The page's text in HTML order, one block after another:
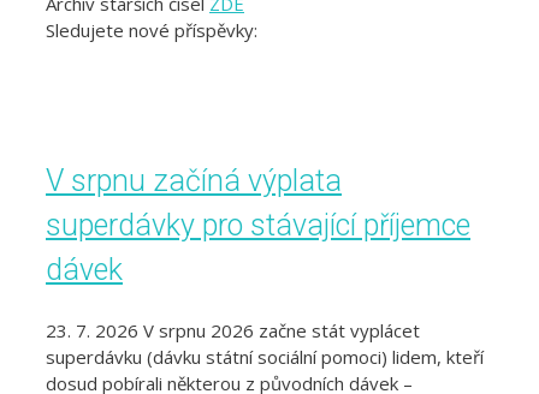
Sledujete nové příspěvky:
V srpnu začíná výplata
superdávky pro stávající příjemce
dávek
23. 7. 2026 V srpnu 2026 začne stát vyplácet
superdávku (dávku státní sociální pomoci) lidem, kteří
dosud pobírali některou z původních dávek –